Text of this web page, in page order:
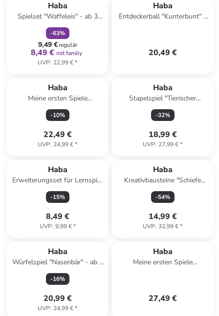
Haba
Spielset "Waffeleis" - ab 3
Jahren
-63%
9,49 €regulär
8,49 € mit family
UVP: 22,99 €*
Haba
Entdeckerball "Kunterbunt" -
20,49 €
Haba
Meine ersten Spiele
"Feuerwehr" - ab 2 Jahren
-10%
22,49 €
UVP: 24,99 €*
Haba
Stapelspiel "Tierischer
Balanceakt" - ab 2 Jahren
-32%
18,99 €
UVP: 27,99 €*
Haba
Erweiterungsset für Lernspiel
"Logic Case - Gefährliche
Tiere" - ab 7 Jahren
-15%
8,49 €
UVP: 9,99 €*
Haba
Kreativbausteine "Schiefe
Türme" - ab 3 Jahren
-54%
14,99 €
UVP: 32,99 €*
Haba
Würfelspiel "Nasenbär" - ab 4
Jahren
-16%
20,99 €
UVP: 24,99 €*
Haba
Meine ersten Spiele
27,49 €